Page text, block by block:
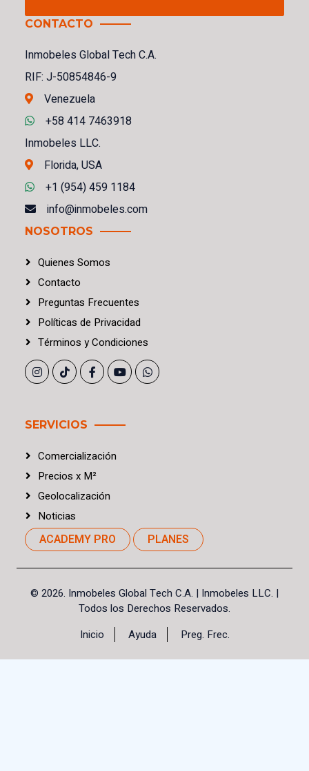
CONTACTO
Inmobeles Global Tech C.A.
RIF: J-50854846-9
Venezuela
+58 414 7463918
Inmobeles LLC.
Florida, USA
+1 (954) 459 1184
info@inmobeles.com
NOSOTROS
Quienes Somos
Contacto
Preguntas Frecuentes
Políticas de Privacidad
Términos yCondiciones
SERVICIOS
Comercialización
Precios x M²
Geolocalización
Noticias
ACADEMY PRO PLANES
© 2026. Inmobeles Global Tech C.A. | Inmobeles LLC. |
Todos los Derechos Reservados.
Inicio
Ayuda Preg. Frec.